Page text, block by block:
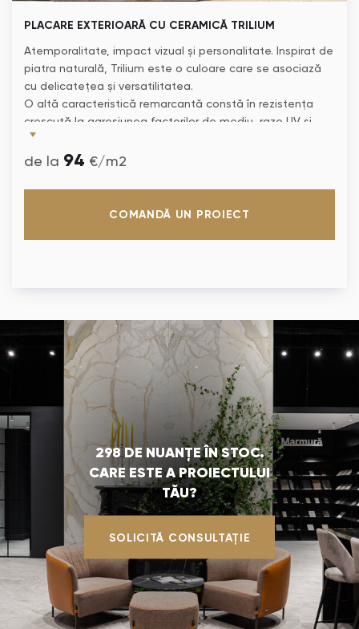
PLACARE EXTERIOARĂ CU CERAMICĂ TRILIUM
Atemporalitate, impact vizual și personalitate. Inspirat de
piatra naturală, Trilium este o culoare care se asociază
cu delicatețea și versatilitatea.
O altă caracteristică remarcantă constă în rezistența
crescută la agresiunea factorilor de mediu, raze UV și
abraziune. Ceramica este extrem de rezistentă în fața
petelor, agenților corozivi și intemperiilor.
de la 94 €/m2
COMANDĂ UN PROIECT
298 DE NUANȚE ÎN STOC.
CARE ESTE A PROIECTULUI
TĂU?
SOLICITĂ CONSULTAȚIE